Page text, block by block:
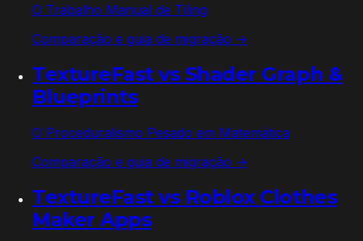
O Trabalho Manual de Tiling
Comparação e guia de migração →
TextureFast vs Shader Graph &
Blueprints
O Proceduralismo Pesado em Matemática
Comparação e guia de migração →
TextureFast vs Roblox Clothes
Maker Apps